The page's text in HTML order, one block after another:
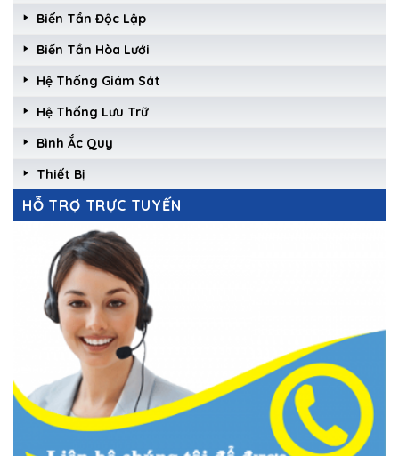
Biến Tần Độc Lập
Biến Tần Hòa Lưới
Hệ Thống Giám Sát
Hệ Thống Lưu Trữ
Bình Ắc Quy
Thiết Bị
HỖ TRỢ TRỰC TUYẾN